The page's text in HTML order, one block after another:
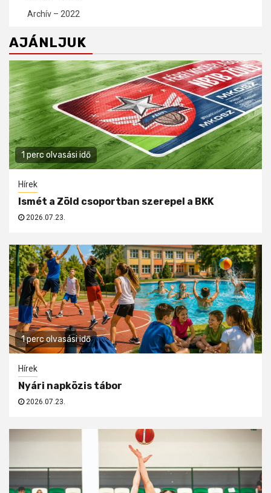
Archív – 2022
AJÁNLJUK
1 perc olvasási idő
Hírek
Ismét a Zöld csoportban szerepel a BKK
2026.07.23.
1 perc olvasási idő
Hírek
Nyári napközis tábor
2026.07.23.